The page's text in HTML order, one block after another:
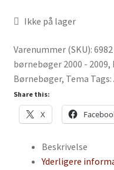
Ikke på lager
Varenummer (SKU): 6982
børnebøger 2000 - 2009,
Børnebøger, Tema Tags:
Share this:
X
Beskrivelse
Yderligere